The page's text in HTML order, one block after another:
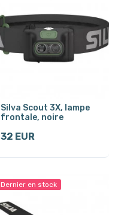
Silva Scout 3X, lampe
frontale, noire
32 EUR
Dernier en stock